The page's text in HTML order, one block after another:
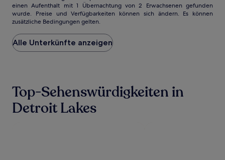
ist
der
niedrigste
Preis
pro
Nacht,
letzten
24 Stunden
für
einen
einen Aufenthalt mit 1 Übernachtung von 2 Erwachsenen gefunden
wurde. Preise und Verfügbarkeiten können sich ändern. Es können
zusätzliche Bedingungen gelten.
Alle Unterkünfte anzeigen
Top-Sehenswürdigkeiten in
Detroit Lakes